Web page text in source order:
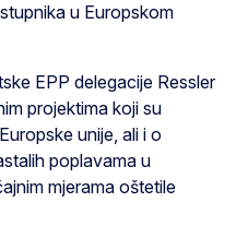
u Europskom
EPP delegacije Ressler
projektima koji su
unije, ali i o
poplavama u
mjerama oštetile